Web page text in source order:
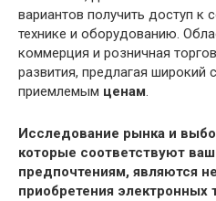
вариантов получить доступ к
технике и оборудованию.
коммерция и розничная
развития, предлагая широкий
приемлемым ценам.
Исследование рынка и
которые соответствуют
предпочтениям, являются
приобретения электронных